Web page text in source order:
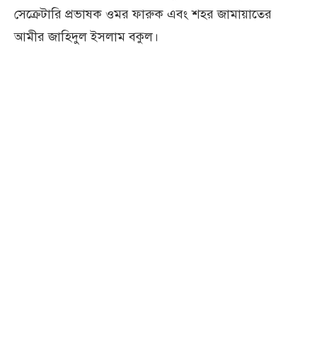
সেক্রেটারি প্রভাষক ওমর ফারুক এবং শহর জামায়াতের
আমীর জাহিদুল ইসলাম বকুল।